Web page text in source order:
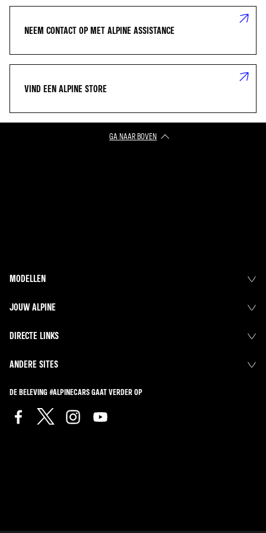
NEEM CONTACT OP MET ALPINE ASSISTANCE
VIND EEN ALPINE STORE
GA NAAR BOVEN
MODELLEN
JOUW ALPINE
DIRECTE LINKS
ANDERE SITES
DE BELEVING #ALPINECARS GAAT VERDER OP